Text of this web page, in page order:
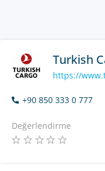
Turkish
https://
+90 850 333 0 777
Değerlendirme